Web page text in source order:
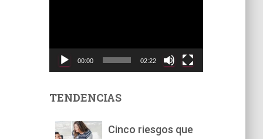
t
00:00 02:22
TENDENCIAS
Cinco riesgos que